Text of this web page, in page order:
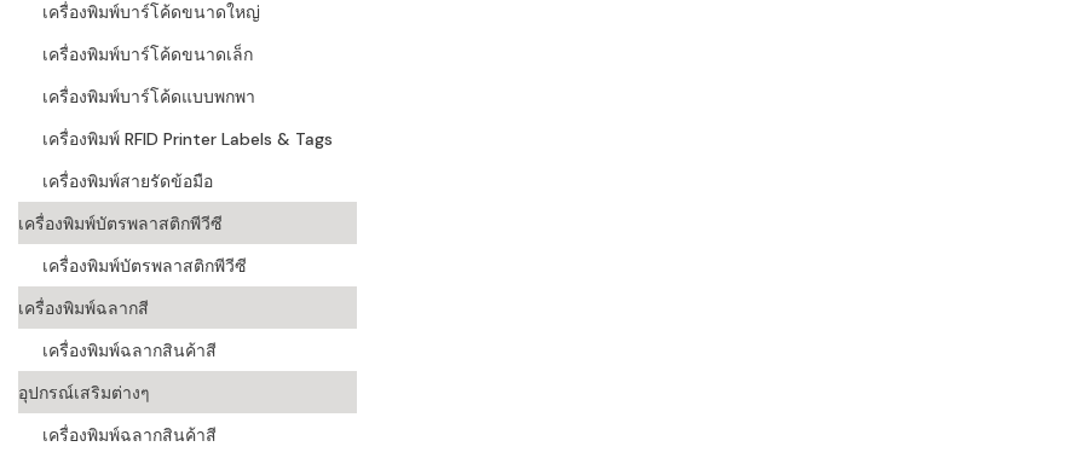
เครื่องพิมพ์บาร์โค้ดขนาดใหญ่
เครื่องพิมพ์บาร์โค้ดขนาดเล็ก
เครื่องพิมพ์บาร์โค้ดแบบพกพา
เครื่องพิมพ์ RFID Printer Labels & Tags
เครื่องพิมพ์สายรัดข้อมือ
เครื่องพิมพ์บัตรพลาสติกพีวีซี
เครื่องพิมพ์บัตรพลาสติกพีวีซี
เครื่องพิมพ์ฉลากสี
เครื่องพิมพ์ฉลากสินค้าสี
อุปกรณ์เสริมต่างๆ
เครื่องพิมพ์ฉลากสินค้าสี